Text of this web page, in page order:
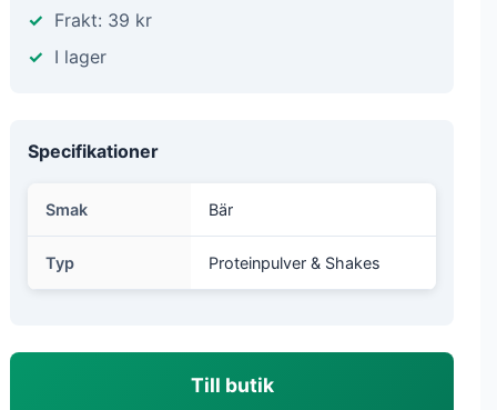
Frakt: 39 kr
I lager
Specifikationer
Smak Bär
Typ Proteinpulver & Shakes
Till butik